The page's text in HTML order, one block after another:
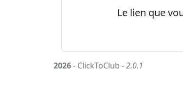
Le lien que
2026- ClickToClub -2.0.1